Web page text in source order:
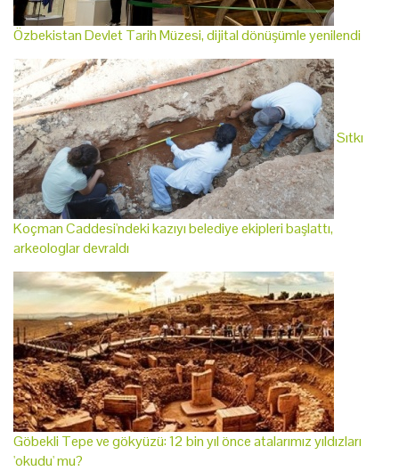
Özbekistan Devlet Tarih Müzesi, dijital dönüşümle yenilendi
Sıtkı
Koçman Caddesi'ndeki kazıyı belediye ekipleri başlattı,
arkeologlar devraldı
Göbekli Tepe ve gökyüzü: 12 bin yıl önce atalarımız yıldızları
'okudu' mu?